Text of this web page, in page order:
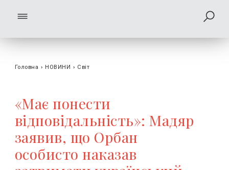
Головна › НОВИНИ › Світ
«Має понести
відповідальність»: Мадяр
заявив, що Орбан
особисто наказав